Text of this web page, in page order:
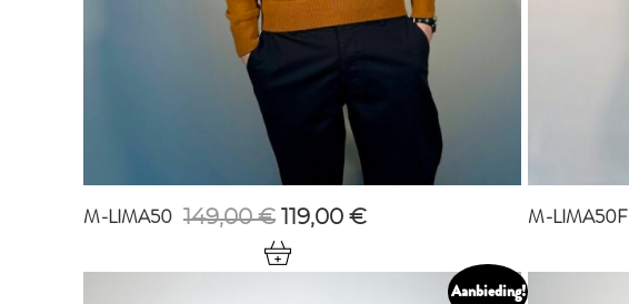
M-LIMA50 149,00€ Oorspronkelijke
prijs
was:
119,00 €Huidige
119,00 €.
M-LIMA50F
Aanbieding!